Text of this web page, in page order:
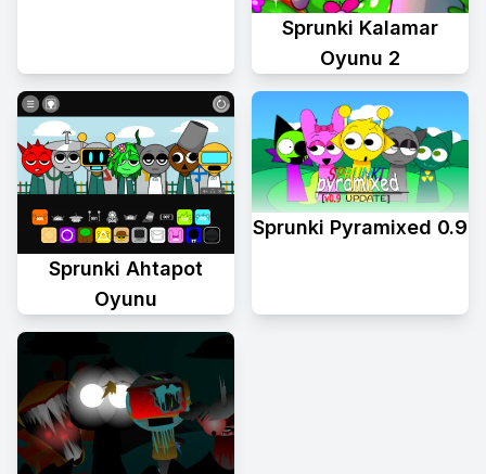
Sprunki Kalamar
Oyunu 2
Sprunki Ahtapot
Oyunu
Sprunki Pyramixed 0.9